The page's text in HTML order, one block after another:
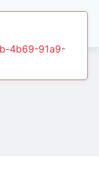
вопроса